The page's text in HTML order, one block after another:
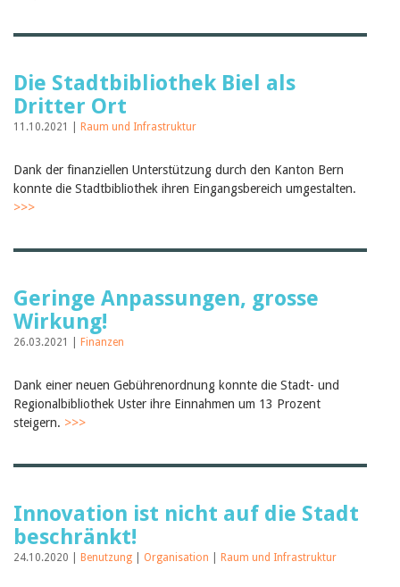
Die Stadtbibliothek Biel als
Dritter Ort
11.10.2021 | Raum und Infrastruktur
Dank der finanziellen Unterstützung durch den Kanton Bern
konnte die Stadtbibliothek ihren Eingangsbereich umgestalten.
>>>
Geringe Anpassungen, grosse
Wirkung!
26.03.2021 | Finanzen
Dank einer neuen Gebührenordnung konnte die Stadt- und
Regionalbibliothek Uster ihre Einnahmen um 13 Prozent
steigern. >>>
Innovation ist nicht auf die Stadt
beschränkt!
24.10.2020 | Benutzung Organisation Raum und Infrastruktur